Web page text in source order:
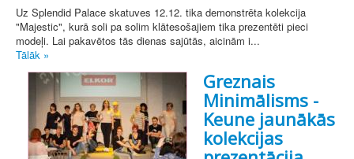
Uz Splendid Palace skatuves 12.12. tika demonstrēta kolekcija
"Majestic", kurā soli pa solim klātesošajiem tika prezentēti pieci
modeļi. Lai pakavētos tās dienas sajūtās, aicinām i...
Tālāk »
Greznais
Minimālisms -
Keune jaunākās
kolekcijas